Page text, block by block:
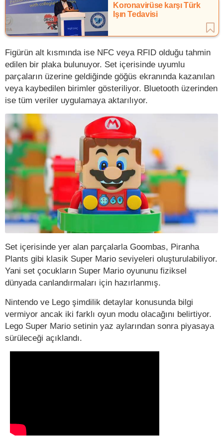
Koronavirüse karşı Türk
Işın Tedavisi
Figürün alt kısmında ise NFC veya RFID olduğu tahmin
edilen bir plaka bulunuyor. Set içerisinde uyumlu
parçaların üzerine geldiğinde göğüs ekranında kazanılan
veya kaybedilen birimler gösteriliyor. Bluetooth üzerinden
ise tüm veriler uygulamaya aktarılıyor.
Set içerisinde yer alan parçalarla Goombas, Piranha
Plants gibi klasik Super Mario seviyeleri oluşturulabiliyor.
Yani set çocukların Super Mario oyununu fiziksel
dünyada canlandırmaları için hazırlanmış.
Nintendo ve Lego şimdilik detaylar konusunda bilgi
vermiyor ancak iki farklı oyun modu olacağını belirtiyor.
Lego Super Mario setinin yaz aylarından sonra piyasaya
sürüleceği açıklandı.